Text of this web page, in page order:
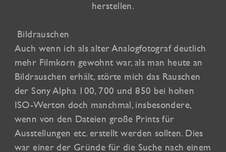
herstellen.
Bildrauschen
Auch wenn ich als alter Analogfotograf deutlich
mehr Filmkorn gewohnt war, als man heute an
Bildrauschen erhält, störte mich das Rauschen
der Sony Alpha 100, 700 und 850 bei hohen
ISO-Werton doch manchmal, insbesondere,
wenn von den Dateien große Prints für
Ausstellungen etc. erstellt werden sollten. Dies
war einer der Gründe für die Suche nach einem